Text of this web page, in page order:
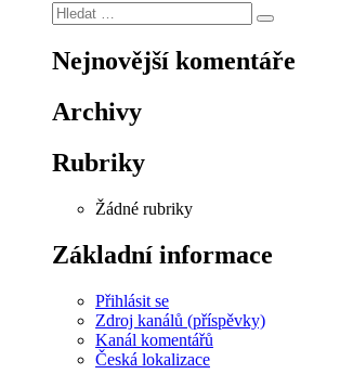
Hledat:
Hledání
Nejnovější komentáře
Archivy
Rubriky
Žádné rubriky
Základní informace
Přihlásit se
Zdroj kanálů (příspěvky)
Kanál komentářů
Česká lokalizace